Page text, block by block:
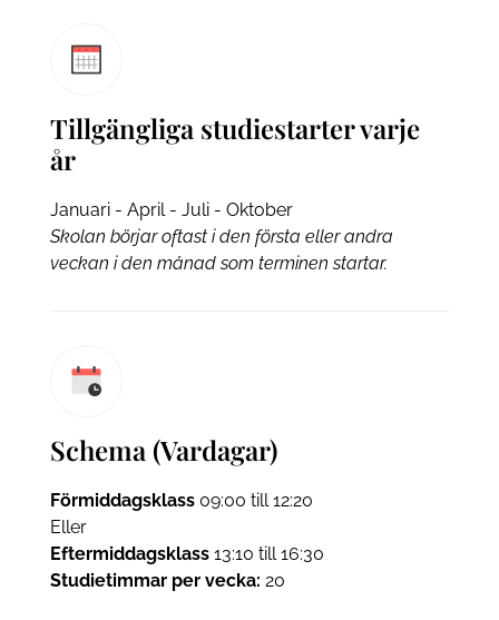
Tillgängliga studiestarter varje
år
Januari - April - Juli - Oktober
Skolan börjar oftast i den första eller andra
veckan i den månad som terminen startar.
Schema (Vardagar)
Förmiddagsklass09:00 till 12:20
Eller
Eftermiddagsklass13:10 till 16:30
Studietimmar per vecka: 20